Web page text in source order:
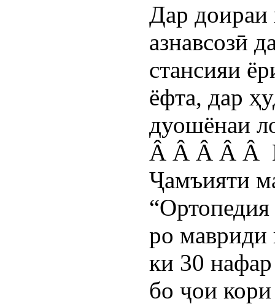
Дар доираи
азнавсозӣ
стансияи
ёфта, дар
дуошёнаи
Â Â Â Â Â
Ҷамъияти
ро мавриди
ки 30
бо ҷои